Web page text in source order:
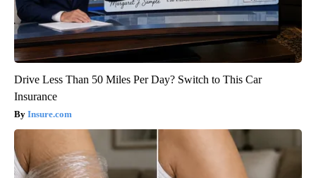
Drive Less Than 50 Miles Per Day? Switch to This Car
Insurance
Insure.com